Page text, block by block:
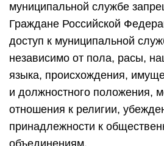
муниципальной службе
Граждане Российской
доступ к муниципальной
независимо от пола, расы,
языка, происхождения,
и должностного положения,
отношения к религии,
принадлежности к
объединениям.